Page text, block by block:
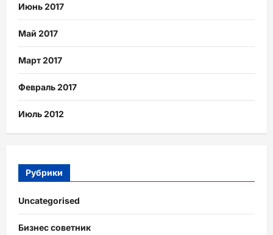
Июнь 2017
Май 2017
Март 2017
Февраль 2017
Июль 2012
Рубрики
Uncategorised
Бизнес советник